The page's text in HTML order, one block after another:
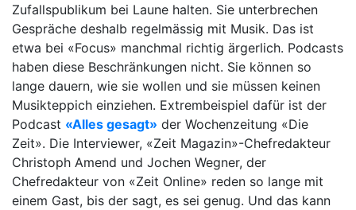
Zufallspublikum bei Laune halten. Sie unterbrechen
Gespräche deshalb regelmässig mit Musik. Das ist
etwa bei «Focus» manchmal richtig ärgerlich. Podcasts
haben diese Beschränkungen nicht. Sie können so
lange dauern, wie sie wollen und sie müssen keinen
Musikteppich einziehen. Extrembeispiel dafür ist der
Podcast «Alles gesagt» der Wochenzeitung «Die
Zeit». Die Interviewer, «Zeit Magazin»-Chefredakteur
Christoph Amend und Jochen Wegner, der
Chefredakteur von «Zeit Online» reden so lange mit
einem Gast, bis der sagt, es sei genug. Und das kann